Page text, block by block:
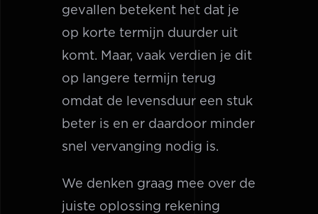
gevallen betekent het dat je
op korte termijn duurder uit
komt. Maar, vaak verdien je dit
op langere termijn terug
omdat de levensduur een stuk
beter is en er daardoor minder
snel vervanging nodig is.
We denken graag mee over de
juiste oplossing rekening